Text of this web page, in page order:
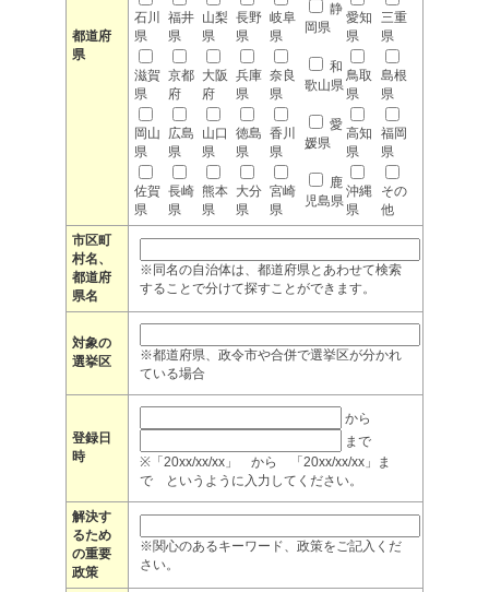
都道府
県
石川
県
福井
県
山梨
県
長野
県
岐阜
県
静
岡県
愛知
県
三重
県
滋賀
県
京都
府
大阪
府
兵庫
県
奈良
県
和
歌山県
鳥取
県
島根
県
岡山
県
広島
県
山口
県
徳島
県
香川
県
愛
媛県
高知
県
福岡
県
佐賀
県
長崎
県
熊本
県
大分
県
宮崎
県
鹿
児島県
沖縄
県
その
他
市区町
村名、
都道府
県名
※同名の自治体は、都道府県とあわせて検索
することで分けて探すことができます。
対象の
選挙区
※都道府県、政令市や合併で選挙区が分かれ
ている場合
登録日
時
から
まで
※「20xx/xx/xx」 から 「20xx/xx/xx」ま
で というように入力してください。
解決す
るため
の重要
政策
※関心のあるキーワード、政策をご記入くだ
さい。